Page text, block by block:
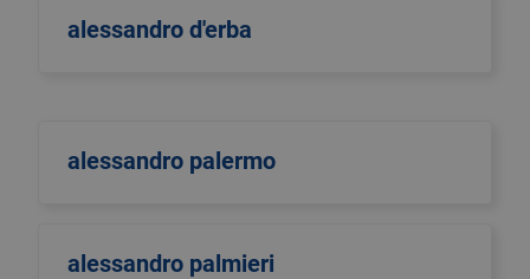
alessandro d'erba
alessandro palermo
alessandro palmieri